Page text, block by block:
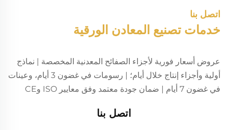
اتصل بنا
خدمات تصنيع المعادن الورقية
عروض أسعار فورية لأجزاء الصفائح المعدنية المخصصة | نماذج
أولية وأجزاء إنتاج خلال أيام؛ | رسومات في غضون 3 أيام، وعينات
في غضون 7 أيام | ضمان جودة معتمد وفق معايير ISO وCE
اتصل بنا